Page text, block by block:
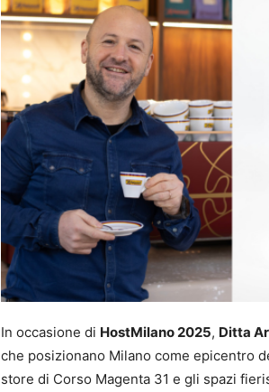
In occasione di HostMilano 2025, Ditta
che posizionano Milano come epicentro
store di Corso Magenta 31 e gli spazi